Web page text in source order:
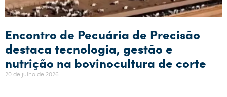
Encontro de Pecuária de Precisão
destaca tecnologia, gestão e
nutrição na bovinocultura de corte
20 de julho de 2026